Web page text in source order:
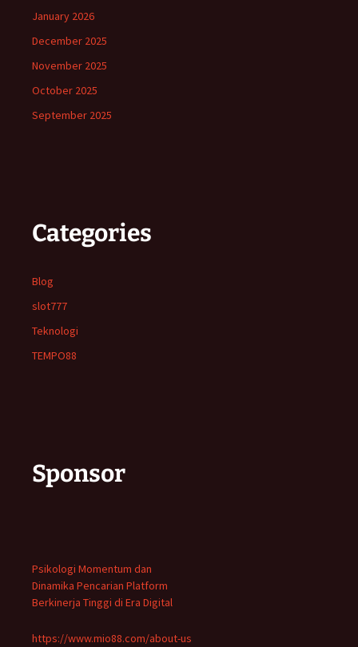
January 2026
December 2025
November 2025
October 2025
September 2025
Categories
Blog
slot777
Teknologi
TEMPO88
Sponsor
Psikologi Momentum dan
Dinamika Pencarian Platform
Berkinerja Tinggi di Era Digital
https://www.mio88.com/about-us